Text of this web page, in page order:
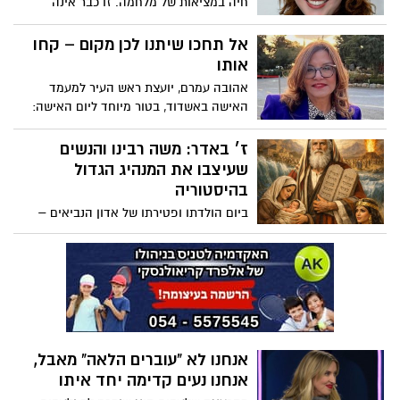
"הסלמה", לא "סבב", לא אירוע נקודתי, אלא
שגרת חירום מתמשכת. אזעקות, טילים,
פגיעות ישירות בלב ערים. הציבור מתרגל,
שלא יכולה להתרגל - ואין לה אפילו לאן לרוץ
או יכולת לרוץ.
אל תחכו שיתנו לכן מקום – קחו
אותו
אהובה עמרם, יועצת ראש העיר למעמד
האישה באשדוד, בטור מיוחד ליום האישה:
על נשים בחזית הלחימה והחברה הישראלית
ועל הצורך לממש את הפוטנציאל הנשי בכל
זירה של השפעה
ז׳ באדר: משה רבינו והנשים
שעיצבו את המנהיג הגדול
בהיסטוריה
ביום הולדתו ופטירתו של אדון הנביאים –
מבט על דמותו של המנהיג העניו שעמד מול
פרעה, ועל הנשים האמיצות שבלעדיהן לא
היה קם הגואל של עם ישראל.
אנחנו לא "עוברים הלאה" מאבל,
אנחנו נעים קדימה יחד איתו